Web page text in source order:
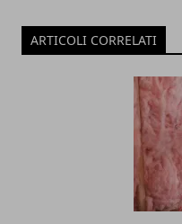
ARTICOLI CORRELATI